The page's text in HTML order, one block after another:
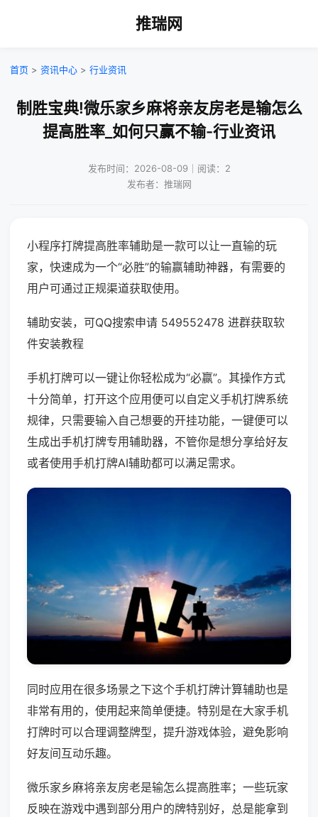
推瑞网
首页 > 资讯中心 > 行业资讯
制胜宝典!微乐家乡麻将亲友房老是输怎么
提高胜率_如何只赢不输-行业资讯
发布时间：2026-08-09｜阅读：2
发布者：推瑞网
小程序打牌提高胜率辅助是一款可以让一直输的玩
家，快速成为一个“必胜”的输赢辅助神器，有需要的
用户可通过正规渠道获取使用。
辅助安装，可QQ搜索申请 549552478 进群获取软
件安装教程
手机打牌可以一键让你轻松成为“必赢”。其操作方式
十分简单，打开这个应用便可以自定义手机打牌系统
规律，只需要输入自己想要的开挂功能，一键便可以
生成出手机打牌专用辅助器，不管你是想分享给好友
或者使用手机打牌AI辅助都可以满足需求。
同时应用在很多场景之下这个手机打牌计算辅助也是
非常有用的，使用起来简单便捷。特别是在大家手机
打牌时可以合理调整牌型，提升游戏体验，避免影响
好友间互动乐趣。
微乐家乡麻将亲友房老是输怎么提高胜率；一些玩家
反映在游戏中遇到部分用户的牌特别好，总是能拿到